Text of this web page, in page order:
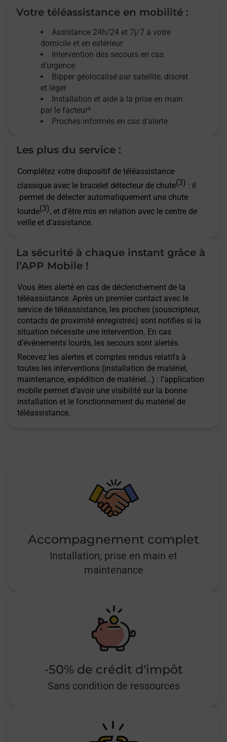
Votre téléassistance en mobilité :
Assistance 24h/24 et 7j/7 à votre
domicile et en extérieur
Intervention des secours en cas
d’urgence
Bipper géolocalisé par satellite, discret
et léger
Installation et aide à la prise en main
par le facteur*
Proches informés en cas d’alerte
Les plus du service :
Complétez votre dispositif de téléassistance
classique avec le bracelet détecteur de chute(3) : il
permet de détecter automatiquement une chute
lourde(3), et d’être mis en relation avec le centre de
veille et d’assistance.
La sécurité à chaque instant grâce à
l’APP Mobile !
Vous êtes alerté en cas de déclenchement de la
téléassistance. Après un premier contact avec le
service de téléassistance, les proches (souscripteur,
contacts de proximité enregistrés) sont notifiés si la
situation nécessite une intervention. En cas
d’événements lourds, les secours sont alertés.
Recevez les alertes et comptes rendus relatifs à
toutes les interventions (installation de matériel,
maintenance, expédition de matériel…) : l’application
mobile permet d’avoir une visibilité sur la bonne
installation et le fonctionnement du matériel de
téléassistance.
Accompagnement complet
Installation, prise en main et
maintenance
-50% de crédit d'impôt
Sans condition de ressources